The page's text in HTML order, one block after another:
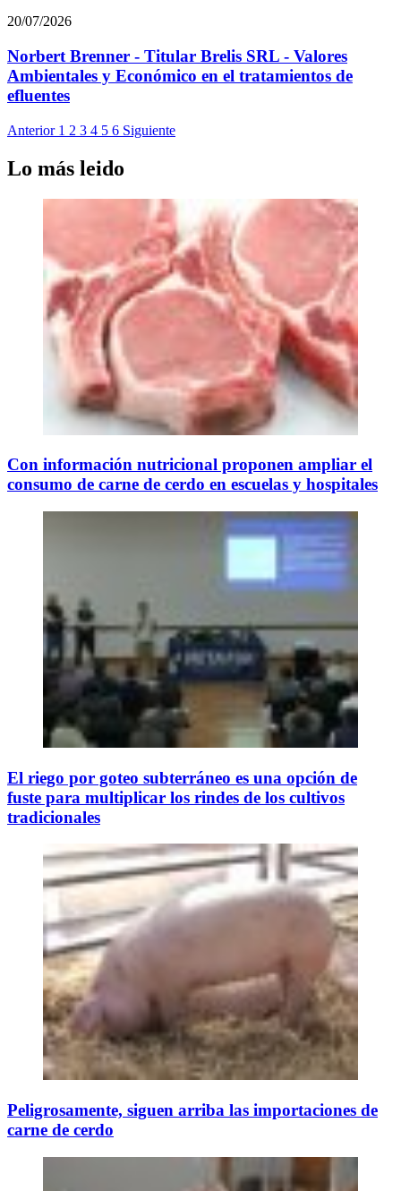
20/07/2026
Norbert Brenner - Titular Brelis SRL - Valores
Ambientales y Económico en el tratamientos de
efluentes
Anterior 1 2 3 4 5 6 Siguiente
Lo más leido
Con información nutricional proponen ampliar el
consumo de carne de cerdo en escuelas y hospitales
El riego por goteo subterráneo es una opción de
fuste para multiplicar los rindes de los cultivos
tradicionales
Peligrosamente, siguen arriba las importaciones de
carne de cerdo